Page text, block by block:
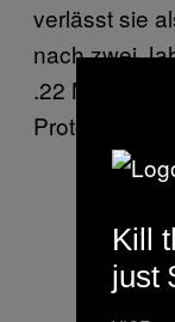
verlässt sie
nach zwei
.22 Magnum,
Prototyp.
Kill
just